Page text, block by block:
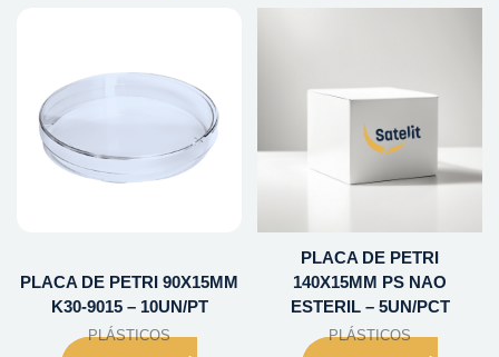
PLACA DE PETRI 90X15MM
K30-9015 – 10UN/PT
PLÁSTICOS
PLACA DE PETRI
140X15MM PS NAO
ESTERIL – 5UN/PCT
PLÁSTICOS